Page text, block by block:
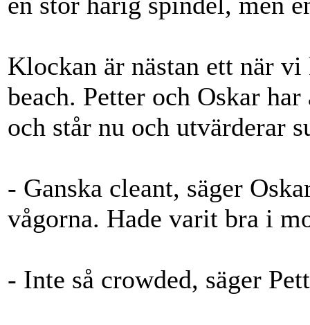
Klockan är nästan ett när
beach. Petter och Oskar
och står nu och utvärderar
- Ganska cleant, säger
vågorna. Hade varit bra i
- Inte så crowded, säger